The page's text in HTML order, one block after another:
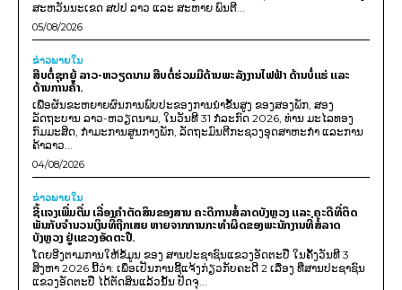
ສະຫວັນນະເຂດ ສປປ ລາວ ແລະ ສະຫາຍ ພົນຕີ...
05/08/2026
ຂ່າວພາຍ​ໃນ
ສືບຕໍ່ຊຸກຍູ້ ລາວ-ຫວຽດນາມ ສືບຕໍ່ຮ່ວມມືດ້ານພະລັງງານໄຟຟ້າ ດ້ານບໍ່ແຮ່ ແລະ
ດ້ານການຄ້າ.
ເພື່ອຜັນຂະຫຍາຍຜົນການພົບປະຂອງການນຳຂັ້ນສູງ ຂອງສອງພັກ, ສອງ
ລັດຖະບານ ລາວ-ຫວຽດນາມ, ໃນວັນທີ 31 ກໍລະກົດ 2026, ທ່ານ ມະໄລທອງ
ກົມມະສິດ, ກຳມະການສູນກາງພັກ, ລັດຖະມົນຕີກະຊວງອຸດສາຫະກຳ ແລະການ
ຄ້າລາວ...
04/08/2026
ຂ່າວພາຍ​ໃນ
ຊີ້ແຈງເພີ່ມຕື່ມ ເລື່ອງຄໍາຕັດສິນຂອງສານ ຄະດີການສໍ້ລາດບັງຫຼວງ ແລະ ຄະດີທີ່ຕິດ
ພັນກັບຈຳນວນເງິນທີ່ຖືກເສຍ ຫາຍຈາກການກະທຳຜິດຂອງພະນັກງານທີ່ສໍ້ລາດ
ບັງຫຼວງ ຢູ່ແຂວງອັດຕະປື.
ໂດຍອີງຕາມການໃຫ້ຂໍ້ມູນ​ ຂອງ ສານປະຊາຊົນແຂວງອັດຕະປື ໃນຄັ້ງວັນທີ 3
ສິງຫາ 2026 ນີ້ວ່າ: ເພຶ່ອເປັນການຊີ້ແຈ້ງກ່ຽວກັບຄະດີ 2 ເລື່ອງ ທີ່ສານປະຊາຊົນ
ແຂວງອັດຕະປື ໄດ້ຕັດສິນແລ້ວນັ້ນ ປັດຈຸ...